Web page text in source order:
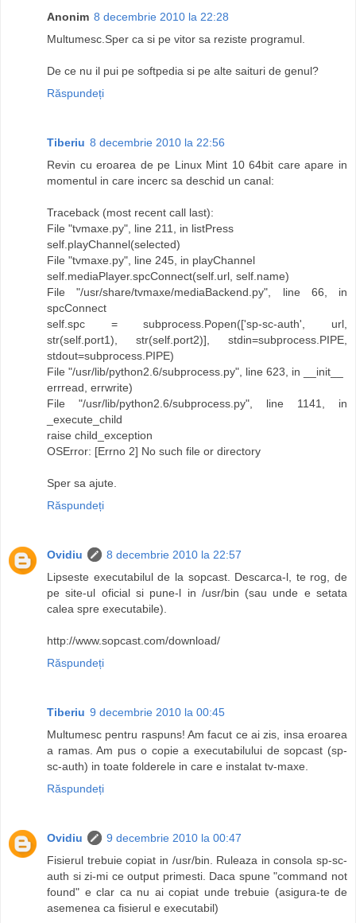
Anonim 8 decembrie 2010 la 22:28
Multumesc.Sper ca si pe vitor sa reziste programul.
De ce nu il pui pe softpedia si pe alte saituri de genul?
Răspundeți
Tiberiu 8 decembrie 2010 la 22:56
Revin cu eroarea de pe Linux Mint 10 64bit care apare in
momentul in care incerc sa deschid un canal:
Traceback (most recent call last):
File "tvmaxe.py", line 211, in listPress
self.playChannel(selected)
File "tvmaxe.py", line 245, in playChannel
self.mediaPlayer.spcConnect(self.url, self.name)
File "/usr/share/tvmaxe/mediaBackend.py", line 66, in
spcConnect
self.spc = subprocess.Popen(['sp-sc-auth', url,
str(self.port1), str(self.port2)], stdin=subprocess.PIPE,
stdout=subprocess.PIPE)
File "/usr/lib/python2.6/subprocess.py", line 623, in __init__
errread, errwrite)
File "/usr/lib/python2.6/subprocess.py", line 1141, in
_execute_child
raise child_exception
OSError: [Errno 2] No such file or directory
Sper sa ajute.
Răspundeți
Ovidiu
8 decembrie 2010 la 22:57
Lipseste executabilul de la sopcast. Descarca-l, te rog, de
pe site-ul oficial si pune-l in /usr/bin (sau unde e setata
calea spre executabile).
http://www.sopcast.com/download/
Răspundeți
Tiberiu 9 decembrie 2010 la 00:45
Multumesc pentru raspuns! Am facut ce ai zis, insa eroarea
a ramas. Am pus o copie a executabilului de sopcast (sp-
sc-auth) in toate folderele in care e instalat tv-maxe.
Răspundeți
Ovidiu
9 decembrie 2010 la 00:47
Fisierul trebuie copiat in /usr/bin. Ruleaza in consola sp-sc-
auth si zi-mi ce output primesti. Daca spune "command not
found" e clar ca nu ai copiat unde trebuie (asigura-te de
asemenea ca fisierul e executabil)